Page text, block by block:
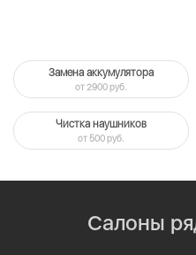
Замена аккумулятора
от 2900 руб.
Чистка наушников
от 500 руб.
Салоны